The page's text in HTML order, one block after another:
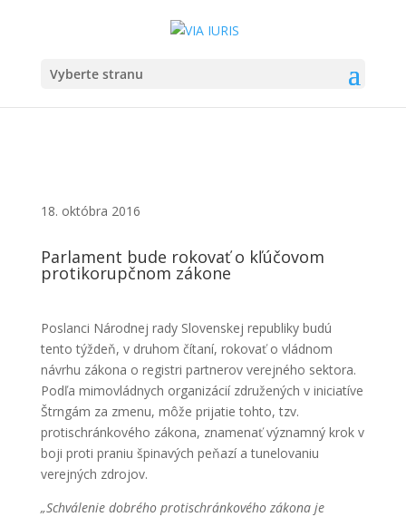
Vyberte stranu
18. októbra 2016
Parlament bude rokovať o kľúčovom
protikorupčnom zákone
Poslanci Národnej rady Slovenskej republiky budú
tento týždeň, v druhom čítaní, rokovať o vládnom
návrhu zákona o registri partnerov verejného sektora.
Podľa mimovládnych organizácií združených v iniciatíve
Štrngám za zmenu, môže prijatie tohto, tzv.
protischránkového zákona, znamenať významný krok v
boji proti praniu špinavých peňazí a tunelovaniu
verejných zdrojov.
„Schválenie dobrého protischránkového zákona je